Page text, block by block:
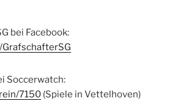
bei Facebook:
Soccerwatch:
7150 (Spiele in Vettelhoven)